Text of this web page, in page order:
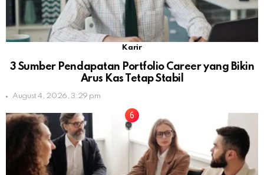
Karir
3 Sumber Pendapatan Portfolio Career yang Bikin
Arus Kas Tetap Stabil
August 4, 2026, 3:29 pm